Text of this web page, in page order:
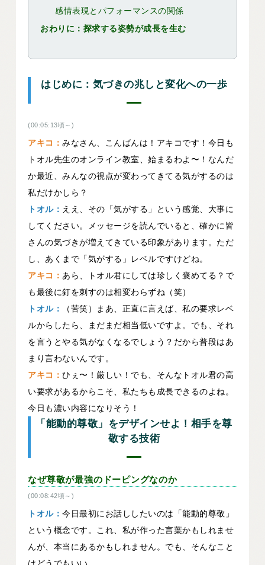
感情表現とパフォーマンスの関係
おわりに：探求する姿勢が成長を生む
はじめに：気づきの兆しと変化への一歩
(00:05:13頃～)
アキコ：みなさん、こんばんは！アキコです！今日も
トオル先生のオンライン教室、始まるわよ〜！なんだ
か最近、みんなの視点が変わってきてる気がするのは
私だけかしら？
トオル： ええ、その「気がする」という感覚、大事に
してください。メッセージを読んでいると、確かに皆
さんの気づきが増えてきている印象があります。ただ
し、あくまで「気がする」レベルですけどね。
アキコ：あら、トオル君にしては珍しく褒めてる？で
も最後に釘を刺すのは相変わらずね（笑）
トオル：
（苦笑）まあ、正直に言えば、私の要求レベ
ルからしたら、まだまだ相当低いですよ。でも、それ
を言うとやる気がなくなるでしょう？だから普段はあ
まり言わないんです。
アキコ：ひぇ〜！厳しい！でも、そんなトオル君の高
い要求があるからこそ、私たちも成長できるのよね。
今日も濃い内容になりそう！
「能動的尊敬」をデザインせよ！相手を尊
敬する技術
なぜ尊敬が最強のドーピングなのか
(00:08:42頃～)
トオル：今日最初にお話ししたいのは「能動的尊敬」
という概念です。これ、私が作った言葉かもしれませ
んが、本当にあるかもしれません。でも、そんなこと